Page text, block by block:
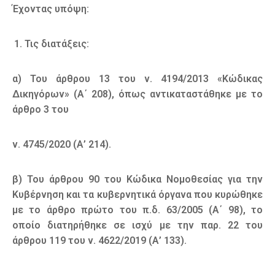
Έχοντας υπόψη:
Τις διατάξεις:
α) Του άρθρου 13 του ν. 4194/2013 «Κώδικας
Δικηγόρων» (Α΄ 208), όπως αντικαταστάθηκε με το
άρθρο 3 του
ν. 4745/2020 (Α’ 214).
β) Του άρθρου 90 του Κώδικα Νομοθεσίας για την
Κυβέρνηση και τα κυβερνητικά όργανα που κυρώθηκε
με το άρθρο πρώτο του π.δ. 63/2005 (Α΄ 98), το
οποίο διατηρήθηκε σε ισχύ με την παρ. 22 του
άρθρου 119 του ν. 4622/2019 (Α’ 133).